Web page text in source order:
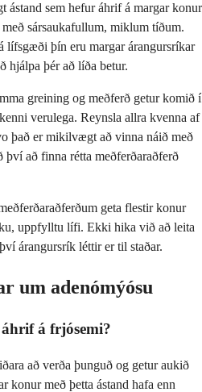
ástand sem hefur áhrif á margar konur
sársaukafullum, miklum tíðum.
lífsgæði þín eru margar árangursríkar
hjálpa þér að líða betur.
greining og meðferð getur komið í
verulega. Reynsla allra kvenna af
það er mikilvægt að vinna náið með
að finna rétta meðferðaraðferð
geta flestir konur
uppfylltu lífi. Ekki hika við að leita
árangursrík léttir er til staðar.
um adenómýósu
á frjósemi?
að verða þunguð og getur aukið
konur með þetta ástand hafa enn